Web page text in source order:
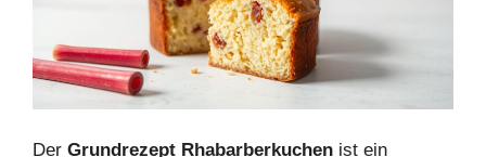
Der Grundrezept Rhabarberkuchen ist ein